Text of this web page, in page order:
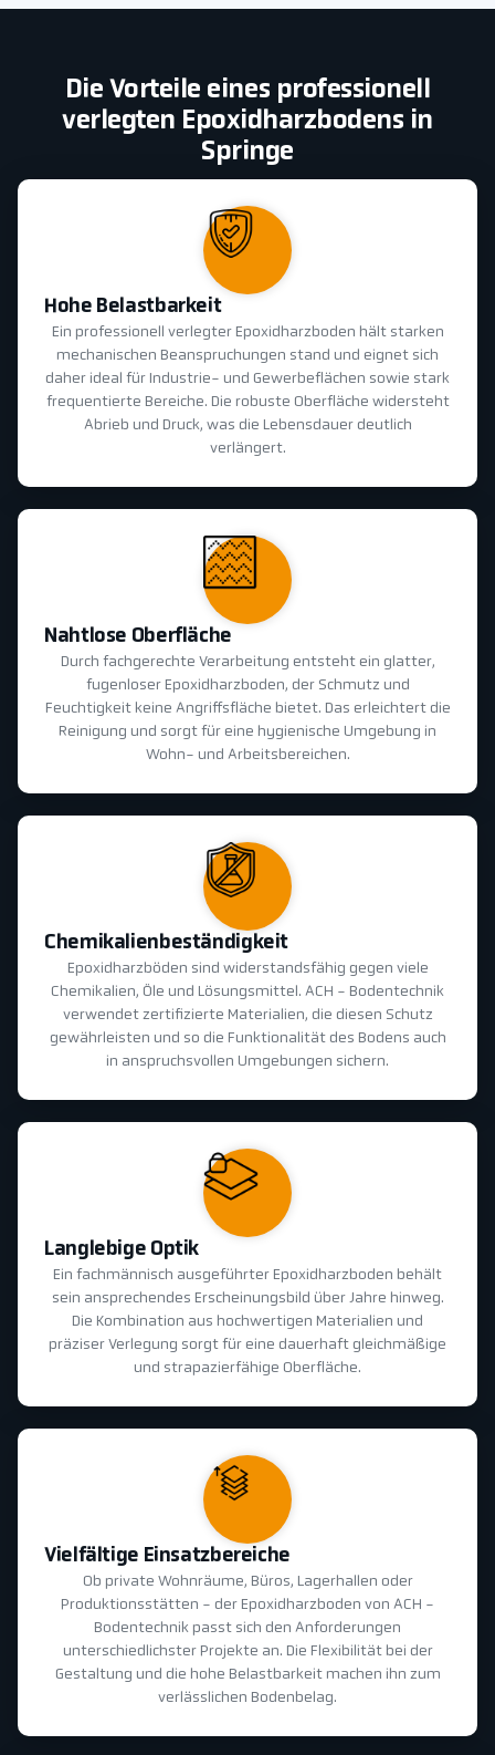
Die Vorteile eines professionell
verlegten Epoxidharzbodens in
Springe
Hohe Belastbarkeit
Ein professionell verlegter Epoxidharzboden hält starken
mechanischen Beanspruchungen stand und eignet sich
daher ideal für Industrie- und Gewerbeflächen sowie stark
frequentierte Bereiche. Die robuste Oberfläche widersteht
Abrieb und Druck, was die Lebensdauer deutlich
verlängert.
Nahtlose Oberfläche
Durch fachgerechte Verarbeitung entsteht ein glatter,
fugenloser Epoxidharzboden, der Schmutz und
Feuchtigkeit keine Angriffsfläche bietet. Das erleichtert die
Reinigung und sorgt für eine hygienische Umgebung in
Wohn- und Arbeitsbereichen.
Chemikalienbeständigkeit
Epoxidharzböden sind widerstandsfähig gegen viele
Chemikalien, Öle und Lösungsmittel. ACH - Bodentechnik
verwendet zertifizierte Materialien, die diesen Schutz
gewährleisten und so die Funktionalität des Bodens auch
in anspruchsvollen Umgebungen sichern.
Langlebige Optik
Ein fachmännisch ausgeführter Epoxidharzboden behält
sein ansprechendes Erscheinungsbild über Jahre hinweg.
Die Kombination aus hochwertigen Materialien und
präziser Verlegung sorgt für eine dauerhaft gleichmäßige
und strapazierfähige Oberfläche.
Vielfältige Einsatzbereiche
Ob private Wohnräume, Büros, Lagerhallen oder
Produktionsstätten - der Epoxidharzboden von ACH -
Bodentechnik passt sich den Anforderungen
unterschiedlichster Projekte an. Die Flexibilität bei der
Gestaltung und die hohe Belastbarkeit machen ihn zum
verlässlichen Bodenbelag.